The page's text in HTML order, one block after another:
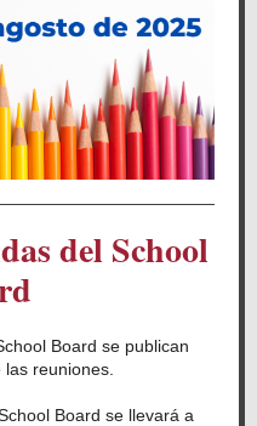
del School
Board se publican
reuniones.
Board se llevará a